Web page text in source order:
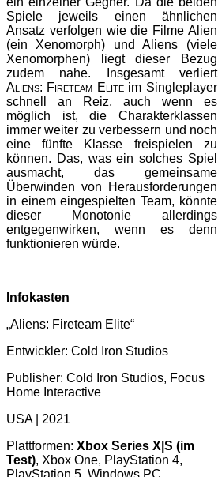
Spiele jeweils einen ähnlichen
Ansatz verfolgen wie die Filme Alien
(ein Xenomorph) und Aliens (viele
Xenomorphen) liegt dieser Bezug
zudem nahe. Insgesamt verliert
Aliens: Fireteam Eliteim Singleplayer
schnell an Reiz, auch wenn es
möglich ist, die Charakterklassen
immer weiter zu verbessern und noch
eine fünfte Klasse freispielen zu
können. Das, was ein solches Spiel
ausmacht, das gemeinsame
Überwinden von Herausforderungen
in einem eingespielten Team, könnte
dieser Monotonie allerdings
entgegenwirken, wenn es denn
funktionieren würde.
Infokasten
„Aliens: Fireteam Elite“
Entwickler: Cold Iron Studios
Publisher: Cold Iron Studios, Focus
Home Interactive
USA | 2021
Plattformen: Xbox Series X|S (im
Test), Xbox One, PlayStation 4,